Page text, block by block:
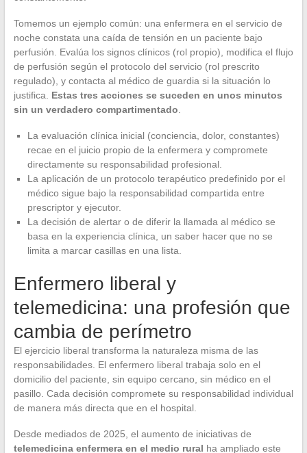
Tomemos un ejemplo común: una enfermera en el servicio de
noche constata una caída de tensión en un paciente bajo
perfusión. Evalúa los signos clínicos (rol propio), modifica el flujo
de perfusión según el protocolo del servicio (rol prescrito
regulado), y contacta al médico de guardia si la situación lo
justifica. Estas tres acciones se suceden en unos minutos
sin un verdadero compartimentado
La evaluación clínica inicial (conciencia, dolor, constantes)
recae en el juicio propio de la enfermera y compromete
directamente su responsabilidad profesional.
La aplicación de un protocolo terapéutico predefinido por el
médico sigue bajo la responsabilidad compartida entre
prescriptor y ejecutor.
La decisión de alertar o de diferir la llamada al médico se
basa en la experiencia clínica, un saber hacer que no se
limita a marcar casillas en una lista.
Enfermero liberal y
telemedicina: una profesión que
cambia de perímetro
El ejercicio liberal transforma la naturaleza misma de las
responsabilidades. El enfermero liberal trabaja solo en el
domicilio del paciente, sin equipo cercano, sin médico en el
pasillo. Cada decisión compromete su responsabilidad individual
de manera más directa que en el hospital.
Desde mediados de 2025, el aumento de iniciativas de
telemedicina enfermera en el medio rural ha ampliado este